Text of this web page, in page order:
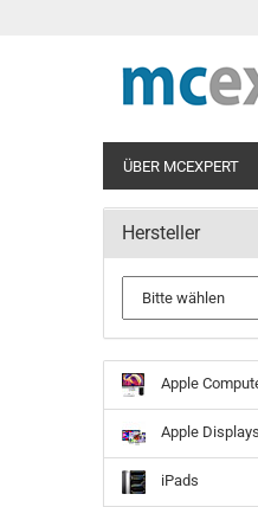
ÜBER MCEXPERT
Hersteller
Apple
Apple Displays
iPads